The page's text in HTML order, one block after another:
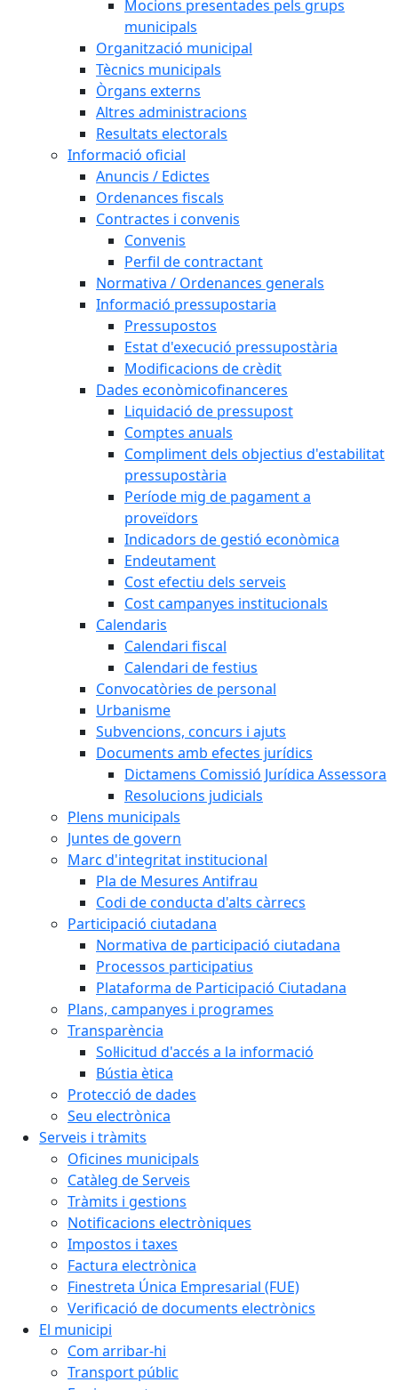
Mocions presentades pels grups
municipals
Organització municipal
Tècnics municipals
Òrgans externs
Altres administracions
Resultats electorals
Informació oficial
Anuncis / Edictes
Ordenances fiscals
Contractes i convenis
Convenis
Perfil de contractant
Normativa / Ordenances generals
Informació pressupostaria
Pressupostos
Estat d'execució pressupostària
Modificacions de crèdit
Dades econòmicofinanceres
Liquidació de pressupost
Comptes anuals
Compliment dels objectius d'estabilitat
pressupostària
Període mig de pagament a
proveïdors
Indicadors de gestió econòmica
Endeutament
Cost efectiu dels serveis
Cost campanyes institucionals
Calendaris
Calendari fiscal
Calendari de festius
Convocatòries de personal
Urbanisme
Subvencions, concurs i ajuts
Documents amb efectes jurídics
Dictamens Comissió Jurídica Assessora
Resolucions judicials
Plens municipals
Juntes de govern
Marc d'integritat institucional
Pla de Mesures Antifrau
Codi de conducta d'alts càrrecs
Participació ciutadana
Normativa de participació ciutadana
Processos participatius
Plataforma de Participació Ciutadana
Plans, campanyes i programes
Transparència
Sol·licitud d'accés a la informació
Bústia ètica
Protecció de dades
Seu electrònica
Serveis i tràmits
Oficines municipals
Catàleg de Serveis
Tràmits i gestions
Notificacions electròniques
Impostos i taxes
Factura electrònica
Finestreta Única Empresarial (FUE)
Verificació de documents electrònics
El municipi
Com arribar-hi
Transport públic